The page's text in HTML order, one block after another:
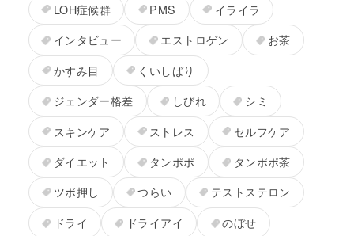
LOH症候群 PMS
イライラ
インタビュー
エストロゲン
お茶
かすみ目
くいしばり
ジェンダー格差
しびれ
シミ
スキンケア
ストレス
セルフケア
ダイエット
タンポポ
タンポポ茶
ツボ押し
つらい
テストステロン
ドライ
ドライアイ
のぼせ